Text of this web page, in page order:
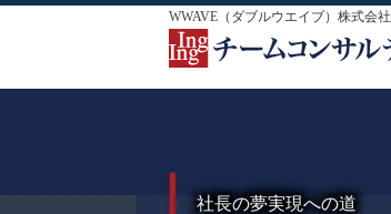
WWAVE（ダブルウエイブ）株式会社
社長の夢実現への道